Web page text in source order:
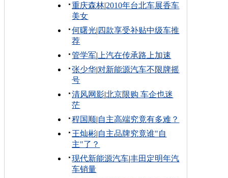
重庆森林|2010年台北车展香车
美女
何曙光| 四款享受补贴中级车推
荐
管学军| 上汽在传承路上加速
张少华|对新能源汽车不限牌摇
号
清风网影|北京限购 车企也迷
茫
程国顺|自主高端究竟有多难？
王灿彬|自主品牌究竟谁"自
主"了？
现代新能源汽车|丰田定明年汽
车销量